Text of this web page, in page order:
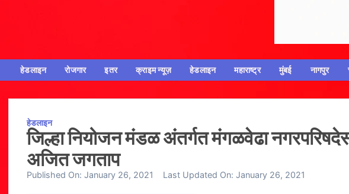
हेडलाइन रोजगार इतर क्राइम न्यूज़ हेडलाइन महाराष्ट्र मुंबई नागपुर
हेडलाइन
जिल्हा नियोजन मंडळ अंतर्गत मंगळवेढा
अजित जगताप
Published On: January 26, 2021 Last Updated On: January 26, 2021